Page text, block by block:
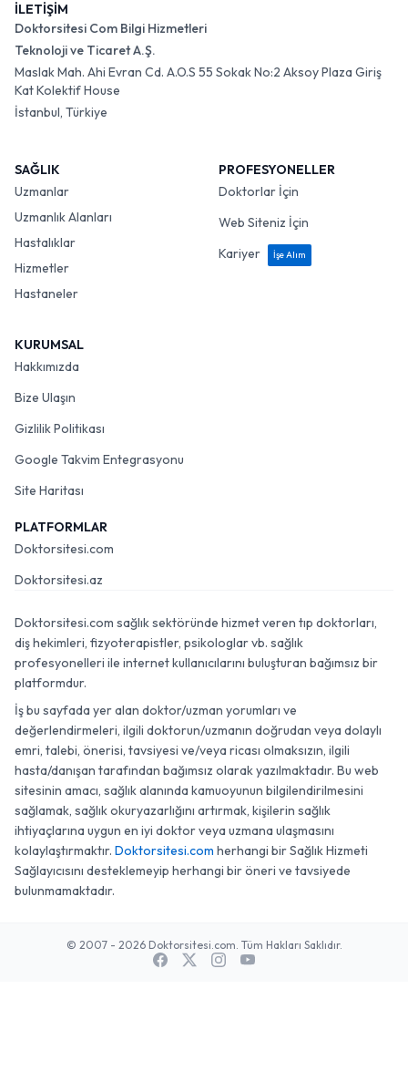
İLETİŞİM
Doktorsitesi Com Bilgi Hizmetleri
Teknoloji ve Ticaret A.Ş.
Maslak Mah. Ahi Evran Cd. A.O.S 55 Sokak No:2 Aksoy Plaza Giriş
Kat Kolektif House
İstanbul, Türkiye
SAĞLIK
Uzmanlar
Uzmanlık Alanları
Hastalıklar
Hizmetler
Hastaneler
PROFESYONELLER
Doktorlar İçin
Web Siteniz İçin
Kariyer
İşe Alım
KURUMSAL
Hakkımızda
Bize Ulaşın
Gizlilik Politikası
Google Takvim Entegrasyonu
Site Haritası
PLATFORMLAR
Doktorsitesi.com
Doktorsitesi.az
Doktorsitesi.com sağlık sektöründe hizmet veren tıp doktorları,
diş hekimleri, fizyoterapistler, psikologlar vb. sağlık
profesyonelleri ile internet kullanıcılarını buluşturan bağımsız bir
platformdur.
İş bu sayfada yer alan doktor/uzman yorumları ve
değerlendirmeleri, ilgili doktorun/uzmanın doğrudan veya dolaylı
emri, talebi, önerisi, tavsiyesi ve/veya ricası olmaksızın, ilgili
hasta/danışan tarafından bağımsız olarak yazılmaktadır. Bu web
sitesinin amacı, sağlık alanında kamuoyunun bilgilendirilmesini
sağlamak, sağlık okuryazarlığını artırmak, kişilerin sağlık
ihtiyaçlarına uygun en iyi doktor veya uzmana ulaşmasını
kolaylaştırmaktır. Doktorsitesi.com herhangi bir Sağlık Hizmeti
Sağlayıcısını desteklemeyip herhangi bir öneri ve tavsiyede
bulunmamaktadır.
© 2007 - 2026 Doktorsitesi.com. Tüm Hakları Saklıdır.